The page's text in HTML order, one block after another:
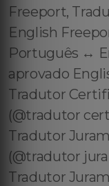
Freeport,
English
Português ↔️
aprovado
Tradutor
(@tradutor
Tradutor
(@tradutor
Tradutor